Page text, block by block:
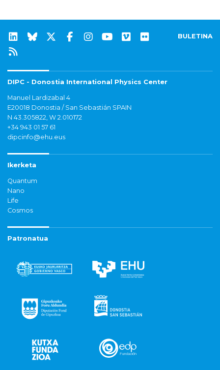
BULETINA
DIPC - Donostia International Physics Center
Manuel Lardizabal 4
E20018 Donostia / San Sebastián SPAIN
N 43.305822, W 2.010172
+34 943 01 57 61
dipcinfo@ehu.eus
Ikerketa
Quantum
Nano
Life
Cosmos
Patronatua